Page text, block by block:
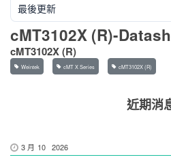
最後更新
cMT3102X (R)-
cMT3102X (R)
Weintek cMT X Series cMT3102X (R)
近期消
3 月 10 2026